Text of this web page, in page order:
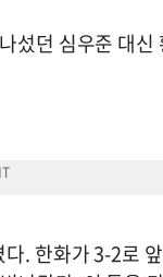
섰던 심우준 대
. 한화가 3-2로